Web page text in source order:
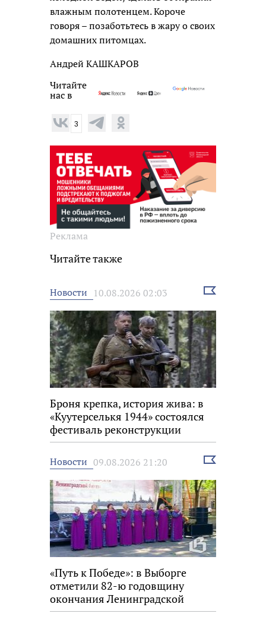
влажным полотенцем. Короче
говоря – позаботьтесь в жару о своих
домашних питомцах.
Андрей КАШКАРОВ
Читайте
нас в
3
Реклама
Читайте также
Новости 10.08.2026 02:03
Выбрать
Броня крепка, история жива: в
«Куутерселькя 1944» состоялся
фестиваль реконструкции
Новости 09.08.2026 21:20
Выбрать
«Путь к Победе»: в Выборге
отметили 82-ю годовщину
окончания Ленинградской
битвы